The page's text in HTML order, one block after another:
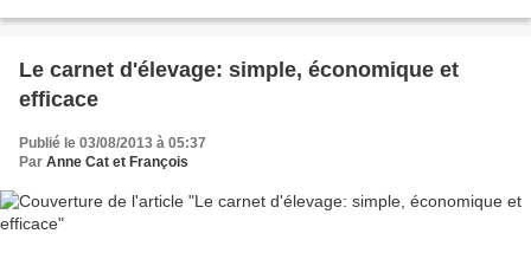
Le carnet d'élevage: simple, économique et
efficace
Publié le 03/08/2013 à 05:37
Par Anne Cat et François